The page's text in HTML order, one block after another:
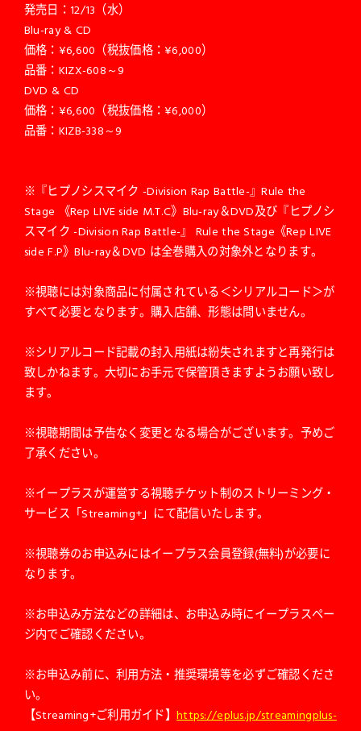
発売日：12/13（水）
Blu-ray & CD
価格：¥6,600（税抜価格：¥6,000）
品番：KIZX-608～9
DVD & CD
価格：¥6,600（税抜価格：¥6,000）
品番：KIZB-338～9
※『ヒプノシスマイク -Division Rap Battle-』Rule the
Stage 《Rep LIVE side M.T.C》Blu-ray＆DVD及び『ヒプノシ
スマイク -Division Rap Battle-』 Rule the Stage《Rep LIVE
side F.P》Blu-ray＆DVD は全巻購入の対象外となります。
※視聴には対象商品に付属されている＜シリアルコード＞が
すべて必要となります。購入店舗、形態は問いません。
※シリアルコード記載の封入用紙は紛失されますと再発行は
致しかねます。大切にお手元で保管頂きますようお願い致し
ます。
※視聴期間は予告なく変更となる場合がございます。予めご
了承ください。
※イープラスが運営する視聴チケット制のストリーミング・
サービス「Streaming+」にて配信いたします。
※視聴券のお申込みにはイープラス会員登録(無料)が必要に
なります。
※お申込み方法などの詳細は、お申込み時にイープラスペー
ジ内でご確認ください。
※お申込み前に、利用方法・推奨環境等を必ずご確認くださ
い。
【Streaming+ご利用ガイド】https://eplus.jp/streamingplus-